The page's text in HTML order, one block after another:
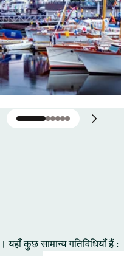
कुछ सामान्य गतिविधियाँ हैं :